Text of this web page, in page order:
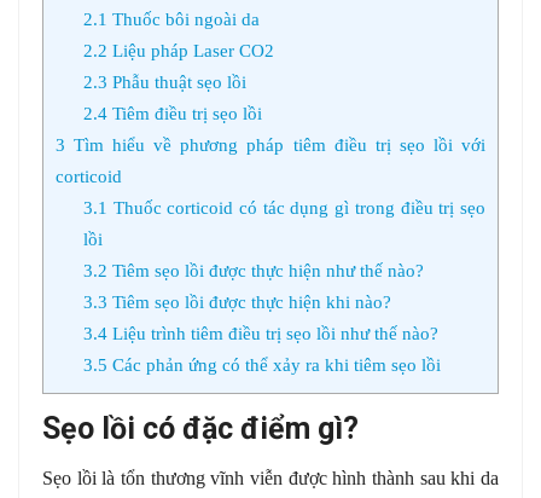
2.1 Thuốc bôi ngoài da
2.2 Liệu pháp Laser CO2
2.3 Phẫu thuật sẹo lồi
2.4Tiêm điều trị sẹo lồi
3 Tìm hiểu về phương pháp tiêm điều trị sẹo lồi với
corticoid
3.1 Thuốc corticoid có tác dụng gì trong điều trị sẹo
lồi
3.2 Tiêm sẹo lồi được thực hiện như thế nào?
3.3 Tiêm sẹo lồi được thực hiện khi nào?
3.4Liệu trình tiêm điều trị sẹo lồi như thế nào?
3.5 Các phản ứng có thể xảy ra khi tiêm sẹo lồi
Sẹo lồi có đặc điểm gì?
Sẹo lồi là tổn thương vĩnh viễn được hình thành sau khi da